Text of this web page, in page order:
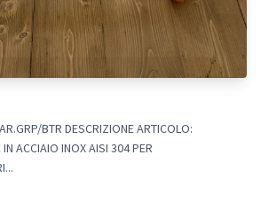
BTR DESCRIZIONE ARTICOLO:
ACCIAIO INOX AISI 304 PER